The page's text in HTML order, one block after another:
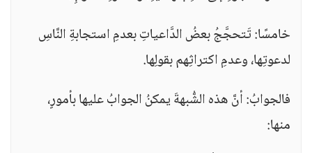
خامسًا: تَتحجَّجُ بعضُ الدَّاعياتِ بعدمِ استجابةِ النَّاسِ
لدعوتِها، وعدمِ اكتراثِهم بقولِها.
فالجوابُ: أنَّ هذه الشُّبهةَ يمكنُ الجوابُ عليها بأمورٍ،
منها: